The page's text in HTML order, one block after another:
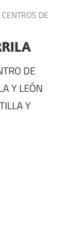
CENTROS DE
DE
Y LEÓN
Y